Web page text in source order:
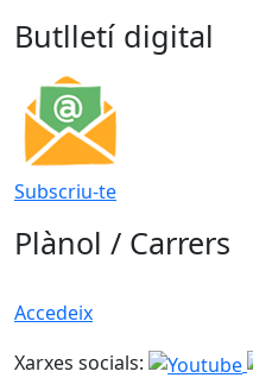
Butlletí digital
Subscriu-te
Plànol / Carrers
Accedeix
Xarxes socials: